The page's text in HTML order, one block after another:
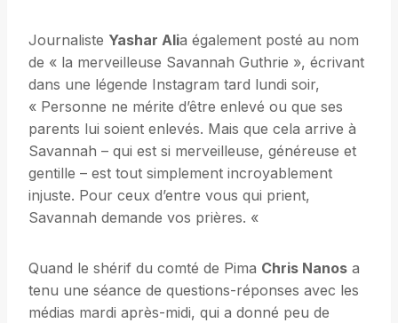
Journaliste Yashar Alia également posté au nom
de « la merveilleuse Savannah Guthrie », écrivant
dans une légende Instagram tard lundi soir,
« Personne ne mérite d’être enlevé ou que ses
parents lui soient enlevés. Mais que cela arrive à
Savannah – qui est si merveilleuse, généreuse et
gentille – est tout simplement incroyablement
injuste. Pour ceux d’entre vous qui prient,
Savannah demande vos prières. «
Quand le shérif du comté de Pima Chris Nanos a
tenu une séance de questions-réponses avec les
médias mardi après-midi, qui a donné peu de